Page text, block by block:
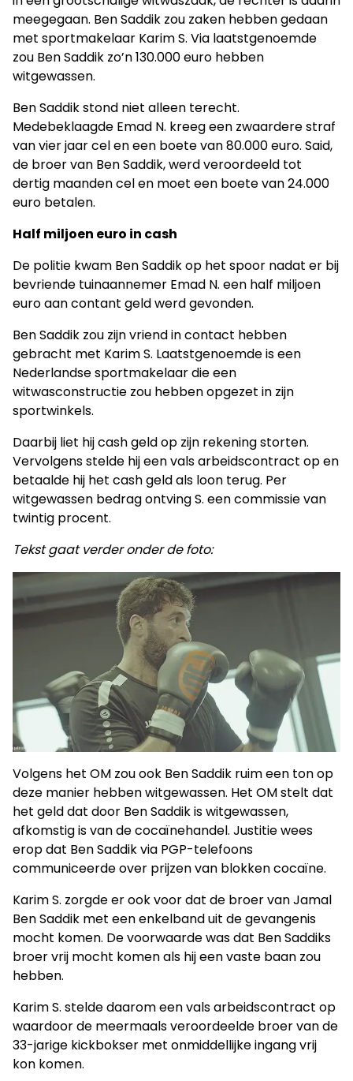
meegegaan. Ben Saddik zou zaken hebben gedaan
met sportmakelaar Karim S. Via laatstgenoemde
zou Ben Saddik zo’n 130.000 euro hebben
witgewassen.
Ben Saddik stond niet alleen terecht.
Medebeklaagde Emad N. kreeg een zwaardere straf
van vier jaar cel en een boete van 80.000 euro. Said,
de broer van Ben Saddik, werd veroordeeld tot
dertig maanden cel en moet een boete van 24.000
euro betalen.
Half miljoen euro in cash
De politie kwam Ben Saddik op het spoor nadat er bij
bevriende tuinaannemer Emad N. een half miljoen
euro aan contant geld werd gevonden.
Ben Saddik zou zijn vriend in contact hebben
gebracht met Karim S. Laatstgenoemde is een
Nederlandse sportmakelaar die een
witwasconstructie zou hebben opgezet in zijn
sportwinkels.
Daarbij liet hij cash geld op zijn rekening storten.
Vervolgens stelde hij een vals arbeidscontract op en
betaalde hij het cash geld als loon terug. Per
witgewassen bedrag ontving S. een commissie van
twintig procent.
Tekst gaat verder onder de foto:
Volgens het OM zou ook Ben Saddik ruim een ton op
deze manier hebben witgewassen. Het OM stelt dat
het geld dat door Ben Saddik is witgewassen,
afkomstig is van de cocaïnehandel. Justitie wees
erop dat Ben Saddik via PGP-telefoons
communiceerde over prijzen van blokken cocaïne.
Karim S. zorgde er ook voor dat de broer van Jamal
Ben Saddik met een enkelband uit de gevangenis
mocht komen. De voorwaarde was dat Ben Saddiks
broer vrij mocht komen als hij een vaste baan zou
hebben.
Karim S. stelde daarom een vals arbeidscontract op
waardoor de meermaals veroordeelde broer van de
33-jarige kickbokser met onmiddellijke ingang vrij
kon komen.